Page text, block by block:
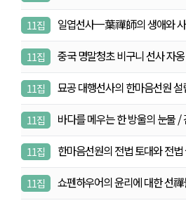
11집
일엽선사一葉禪師의 생애와
대…
11집
중국 명말청초 비구니 선사 자
연…
11집 묘공 대행선사의 한마음선원
11집 바다를 메우는 한 방울의 눈물
11집 한마음선원의 전법 토대와 전
11집 쇼펜하우어의 윤리에 대한 선